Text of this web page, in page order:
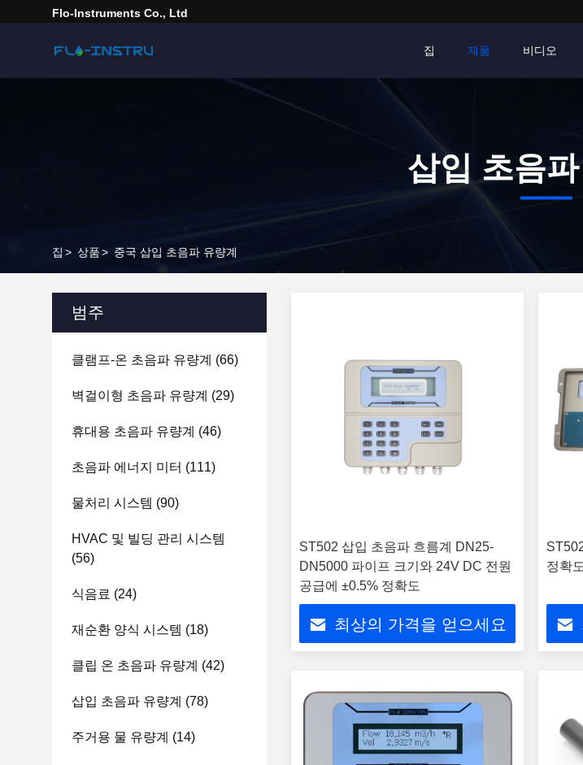
Flo-Instruments Co., Ltd
집 제품 비디오
삽입 초음
집 > 상품> 중국 삽입 초음파 유량계
범주
클램프-온 초음파 유량계 (66)
벽걸이형 초음파 유량계 (29)
휴대용 초음파 유량계 (46)
초음파 에너지 미터 (111)
물처리 시스템 (90)
HVAC 및 빌딩 관리 시스템
(56)
식음료 (24)
재순환 양식 시스템 (18)
클립 온 초음파 유량계 (42)
삽입 초음파 유량계 (78)
주거용 물 유량계 (14)
ST502 삽입 초음파 흐름계 DN25-
DN5000 파이프 크기와 24V DC 전원
공급에 ±0.5% 정확도
최상의 가격을 얻으세요
정확